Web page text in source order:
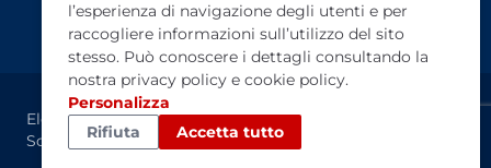
Elektrocar Service s.r.l. - P.I. 01933360974 - Capitale
Sociale €20.000,00 - REA: PO-484641.
l’esperienza di navigazione degli utenti e per
raccogliere informazioni sull’utilizzo del sito
stesso. Può conoscere i dettagli consultando la
nostra privacy policy e cookie policy.
Personalizza
Rifiuta
Accetta tutto